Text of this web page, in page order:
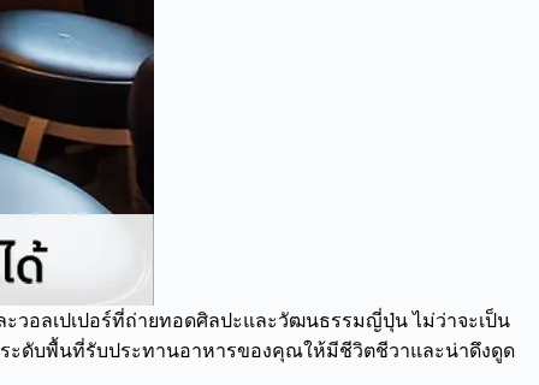
อลเปเปอร์ที่ถ่ายทอดศิลปะและวัฒนธรรมญี่ปุ่น ไม่ว่าจะเป็น
ดับพื้นที่รับประทานอาหารของคุณให้มีชีวิตชีวาและน่าดึงดูด